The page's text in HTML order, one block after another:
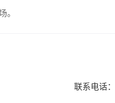
。
联系电话：